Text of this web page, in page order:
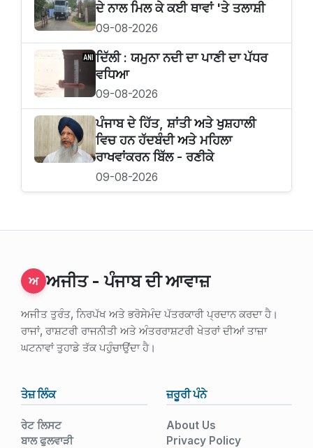
ਦੇ ਨਾਲ ਮਿਲ ਕੇ ਕਈ ਥਾਵਾਂ 'ਤੇ ਤਲਾਸ਼ੀ
09-08-2026
ਦਿੱਲੀ : ਯਮੁਨਾ ਨਦੀ ਦਾ ਪਾਣੀ ਦਾ ਪੱਧਰ
ਵਧਿਆ
09-08-2026
ਪੰਜਾਬ ਦੇ ਹਿੱਤ, ਸ਼ਾਂਤੀ ਅਤੇ ਖੁਸ਼ਹਾਲੀ
ਵਿਚ ਹਨ ਹੱਦਬੰਦੀ ਅਤੇ ਮਹਿਲਾ
ਰਾਖਵਾਂਕਰਨ ਬਿੱਲ - ਰਣੀਕੇ
09-08-2026
ਅ ਅਜੀਤ - ਪੰਜਾਬ ਦੀ ਆਵਾਜ਼
ਅਜੀਤ ਤੁਰੰਤ, ਨਿਰਪੱਖ ਅਤੇ ਭਰੋਸੇਮੰਦ ਪੱਤਰਕਾਰੀ ਪ੍ਰਦਾਨ ਕਰਦਾ ਹੈ।
ਰਾਜਾਂ, ਰਾਸ਼ਟਰੀ ਰਾਜਨੀਤੀ ਅਤੇ ਅੰਤਰਰਾਸ਼ਟਰੀ ਖੇਤਰਾਂ ਦੀਆਂ ਤਾਜ਼ਾ
ਘਟਨਾਵਾਂ ਤੁਹਾਡੇ ਤੱਕ ਪਹੁੰਚਾਉਂਦਾ ਹੈ।
ਤੇਜ਼ ਲਿੰਕ
ਰੇਟ ਲਿਸਟ
ਬਾਲ ਫੁਲਵਾੜੀ
ਜ਼ਰੂਰੀ ਪੰਨੇ
About Us
Privacy Policy